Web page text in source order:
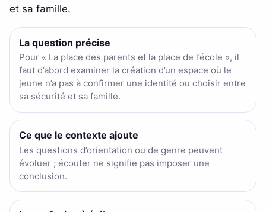
et sa famille.
La question précise
Pour « La place des parents et la place de l’école », il
faut d’abord examiner la création d’un espace où le
jeune n’a pas à confirmer une identité ou choisir entre
sa sécurité et sa famille.
Ce que le contexte ajoute
Les questions d’orientation ou de genre peuvent
évoluer ; écouter ne signifie pas imposer une
conclusion.